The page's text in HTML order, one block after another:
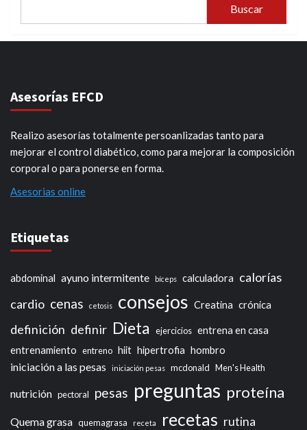
Buscar
Asesorías EFCD
Realizo asesorías totalmente persoanlizadas tanto para
mejorar el control diabético, como para mejorar la composición
corporal o para ponerse en forma.
Asesorias online
Etiquetas
abdominal ayuno intermitente bíceps calculadora calorías
cardio cenas cetosis consejos Creatina crónica
definición definir Dieta ejercicios entrena en casa
entrenamiento entreno hiit hipertrofia hombro
iniciación a las pesas iniciación pesas mcdonald Men's Health
nutrición pectoral pesas preguntas proteína
Quema grasa quemagrasa receta recetas rutina